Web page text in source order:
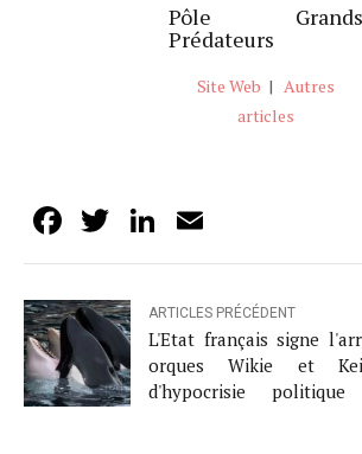
Pôle Grands
Prédateurs
Site Web | Autres
articles
Facebook
TwitterLinkedIn
ARTICLES PRÉCÉDENT
L'Etat français signe
orques Wikie et
d'hypocrisie